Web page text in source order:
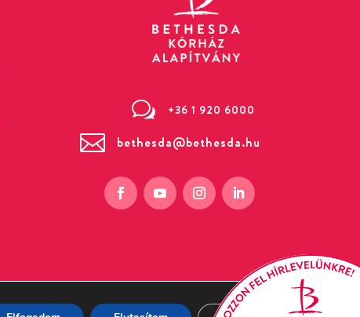
w +36 1 920 6000
 bethesda@bethesda.hu